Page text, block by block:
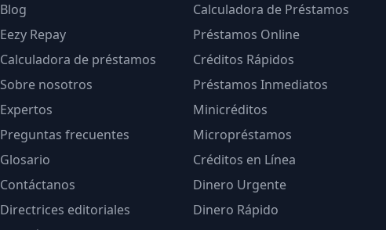
Blog
Eezy Repay
Calculadora de préstamos
Sobre nosotros
Expertos
Preguntas frecuentes
Glosario
Contáctanos
Directrices editoriales
Calculadora de Préstamos
Préstamos Online
Créditos Rápidos
Préstamos Inmediatos
Minicréditos
Micropréstamos
Créditos en Línea
Dinero Urgente
Dinero Rápido